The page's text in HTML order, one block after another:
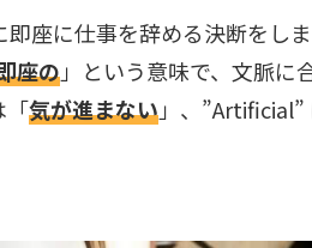
座に仕事を辞める決断をしま
座の」という意味で、文脈に
「気が進まない」、”Artificial”